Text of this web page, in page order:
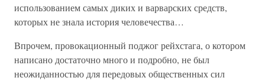
использованием самых диких и варварских средств,
которых не знала история человечества…
Впрочем, провокационный поджог рейхстага, о котором
написано достаточно много и подробно, не был
неожиданностью для передовых общественных сил